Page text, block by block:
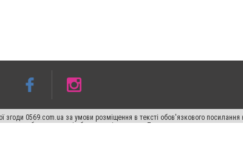
згоди 0569.com.ua за умови розміщення в тексті обов'язкового
абзацу в тексті або в якості джерела. Порушення виняткових прав